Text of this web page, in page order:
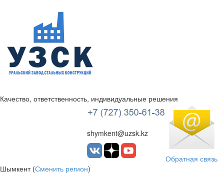
УЗСК Казахстан
Качество, ответственность, индивидуальные решения
shymkent@uzsk.kz
Обратная связь
Шымкент (Сменить регион)